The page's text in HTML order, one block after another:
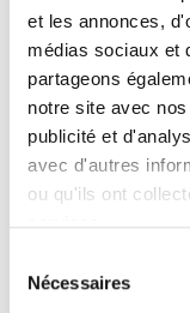
et les annonces,
médias sociaux et
partageons
notre site avec
publicité et
avec d'autres
ou qu'ils ont
services.
Nécessaires
BELVAUX
BELVALLEE -
DPE :ABA
948 008,00 €